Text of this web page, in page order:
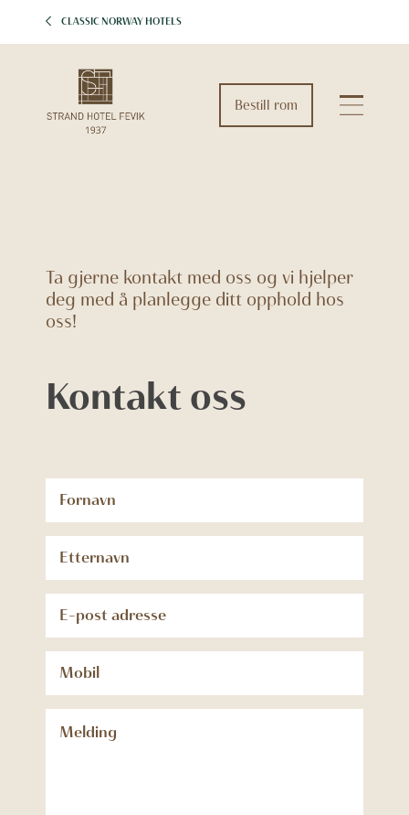
CLASSIC NORWAY HOTELS
Bestill rom
Kontakt oss
Ta gjerne kontakt med oss og vi hjelper
deg med å planlegge ditt opphold hos
oss!